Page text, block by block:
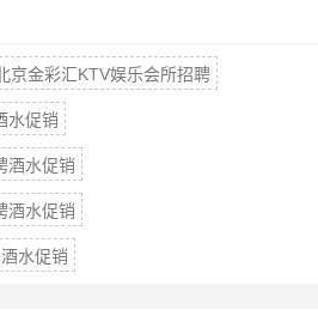
京金彩汇KTV娱乐会所招聘
水促销
酒水促销
酒水促销
水促销